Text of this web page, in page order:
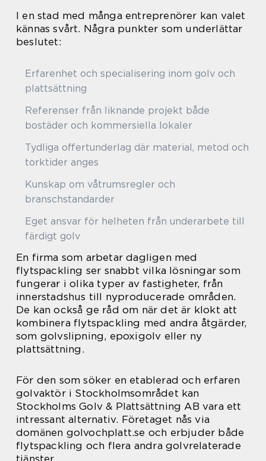
I en stad med många entreprenörer kan valet
kännas svårt. Några punkter som underlättar
beslutet:
Erfarenhet och specialisering inom golv och
plattsättning
Referenser från liknande projekt både
bostäder och kommersiella lokaler
Tydliga offertunderlag där material, metod och
torktider anges
Kunskap om våtrumsregler och
branschstandarder
Eget ansvar för helheten från underarbete till
färdigt golv
En firma som arbetar dagligen med
flytspackling ser snabbt vilka lösningar som
fungerar i olika typer av fastigheter, från
innerstadshus till nyproducerade områden.
De kan också ge råd om när det är klokt att
kombinera flytspackling med andra åtgärder,
som golvslipning, epoxigolv eller ny
plattsättning.
För den som söker en etablerad och erfaren
golvaktör i Stockholmsområdet kan
Stockholms Golv & Plattsättning AB vara ett
intressant alternativ. Företaget nås via
domänen golvochplatt.se och erbjuder både
flytspackling och flera andra golvrelaterade